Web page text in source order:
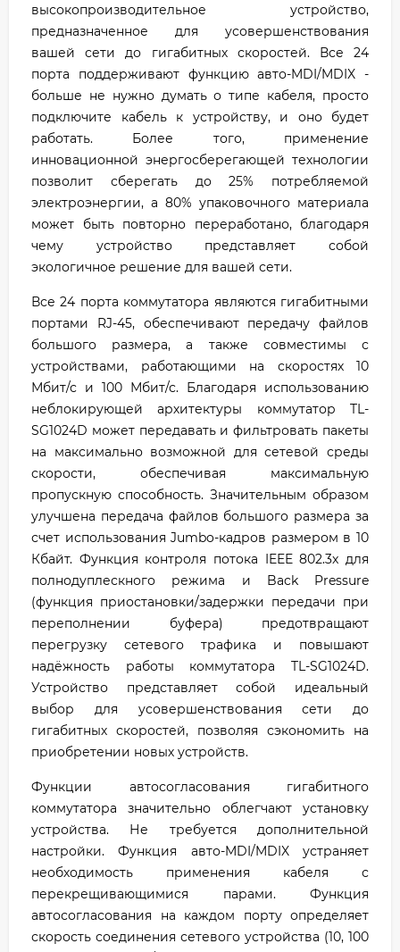
высокопроизводительное устройство,
предназначенное для усовершенствования
вашей сети до гигабитных скоростей. Все 24
порта поддерживают функцию авто-MDI/MDIX -
больше не нужно думать о типе кабеля, просто
подключите кабель к устройству, и оно будет
работать. Более того, применение
инновационной энергосберегающей технологии
позволит сберегать до 25% потребляемой
электроэнергии, а 80% упаковочного материала
может быть повторно переработано, благодаря
чему устройство представляет собой
экологичное решение для вашей сети.
Все 24 порта коммутатора являются гигабитными
портами RJ-45, обеспечивают передачу файлов
большого размера, а также совместимы с
устройствами, работающими на скоростях 10
Мбит/с и 100 Мбит/с. Благодаря использованию
неблокирующей архитектуры коммутатор TL-
SG1024D может передавать и фильтровать пакеты
на максимально возможной для сетевой среды
скорости, обеспечивая максимальную
пропускную способность. Значительным образом
улучшена передача файлов большого размера за
счет использования Jumbo-кадров размером в 10
Кбайт. Функция контроля потока IEEE 802.3x для
полнодуплескного режима и Back Pressure
(функция приостановки/задержки передачи при
переполнении буфера) предотвращают
перегрузку сетевого трафика и повышают
надёжность работы коммутатора TL-SG1024D.
Устройство представляет собой идеальный
выбор для усовершенствования сети до
гигабитных скоростей, позволяя сэкономить на
приобретении новых устройств.
Функции автосогласования гигабитного
коммутатора значительно облегчают установку
устройства. Не требуется дополнительной
настройки. Функция авто-MDI/MDIX устраняет
необходимость применения кабеля с
перекрещивающимися парами. Функция
автосогласования на каждом порту определяет
скорость соединения сетевого устройства (10, 100